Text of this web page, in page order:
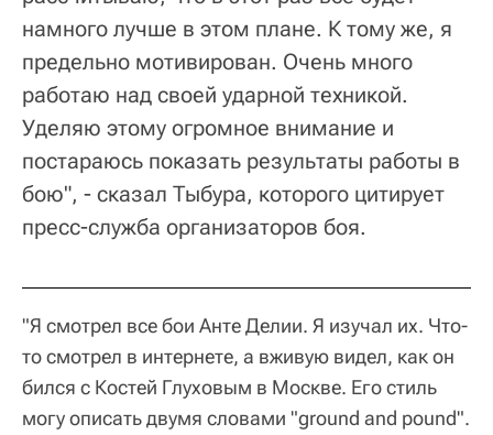
намного лучше в этом плане. К тому же, я
предельно мотивирован. Очень много
работаю над своей ударной техникой.
Уделяю этому огромное внимание и
постараюсь показать результаты работы в
бою", - сказал Тыбура, которого цитирует
пресс-служба организаторов боя.
"Я смотрел все бои Анте Делии. Я изучал их. Что-
то смотрел в интернете, а вживую видел, как он
бился с Костей Глуховым в Москве. Его стиль
могу описать двумя словами "ground and pound".